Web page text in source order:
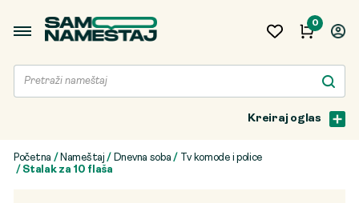
0
Kreiraj oglas
Početna / Nameštaj / Dnevna soba /
Tv komode i police
/ Stalak za 10 flaša